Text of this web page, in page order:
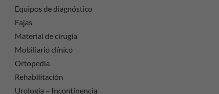
Equipos de diagnóstico
Fajas
Material de cirugía
Mobiliario clínico
Ortopedia
Rehabilitación
Urología – Incontinencia